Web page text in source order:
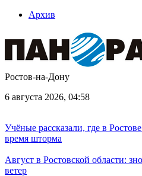
Архив
Ростов-на-Дону
6 августа 2026, 04:58
Учёные рассказали, где в
время шторма
Август в Ростовской области:
ветер